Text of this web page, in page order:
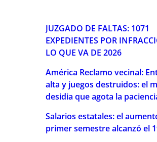
JUZGADO DE FALTAS: 1071
EXPEDIENTES POR
LO QUE VA DE 2026
América Reclamo vecinal:
alta y juegos destruidos: el
desidia que agota la
Salarios estatales: el
primer semestre alcanzó el